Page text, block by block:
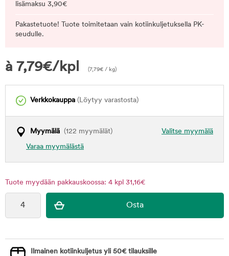
lisämaksu 3,90€
Pakastetuote! Tuote toimitetaan vain kotiinkuljetuksella PK-
seudulle.
à 7,79€/kpl (7,79€ / kg)
Verkkokauppa (Löytyy varastosta)
Valitse myymälä
Myymälä (122 myymälät)
Varaa myymälästä
Tuote myydään pakkauskoossa: 4 kpl 31,16€
Ilmainen kotiinkuljetus yli 50€ tilauksille